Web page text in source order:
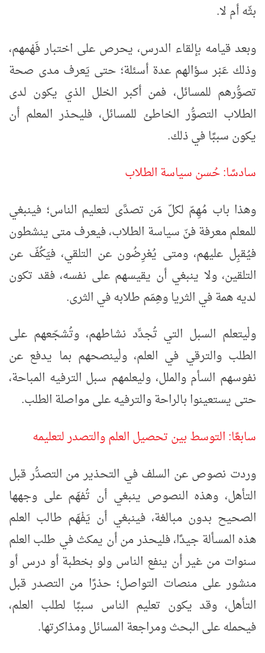
بثّه أم لا.
وبعد قيامه بإلقاء الدرس، يحرص على اختبار فَهْمهم،
وذلك عَبْر سؤالهم عدة أسئلة؛ حتى يَعرف مدى صحة
تصوُّرهم للمسائل، فمن أكبر الخلل الذي يكون لدى
الطلاب التصوُّر الخاطئ للمسائل، فليحذر المعلم أن
يكون سببًا في ذلك.
سادسًا: حُسن سياسة الطلاب
وهذا باب مُهِمّ لكلّ مَن تصدَّى لتعليم الناس؛ فينبغي
للمعلم معرفة فنّ سياسة الطلاب، فيعرف متى ينشطون
فيُقبِل عليهم، ومتى يُعْرِضُون عن التلقي، فيَكُفّ عن
التلقين، ولا ينبغي أن يقيسهم على نفسه، فقد تكون
لديه همة في الثريا وهِمَم طلابه في الثرى.
ولْيتعلم السبل التي تُجدِّد نشاطهم، وتُشجّعهم على
الطلب والترقي في العلم، ولْينصحهم بما يدفع عن
نفوسهم السأم والملل، وليعلمهم سبل الترفيه المباحة،
حتى يستعينوا بالراحة والترفيه على مواصلة الطلب.
سابعًا: التوسط بين تحصيل العلم والتصدر لتعليمه
وردت نصوص عن السلف في التحذير من التصدُّر قبل
التأهل، وهذه النصوص ينبغي أن تُفهَم على وجهها
الصحيح بدون مبالغة، فينبغي أن يَفْهَم طالب العلم
هذه المسألة جيدًا، فليحذر من أن يمكث في طلب العلم
سنوات من غير أن ينفع الناس ولو بخطبة أو درس أو
منشور على منصات التواصل؛ حذرًا من التصدر قبل
التأهل، وقد يكون تعليم الناس سببًا لطلب العلم،
فيحمله على البحث ومراجعة المسائل ومذاكرتها.